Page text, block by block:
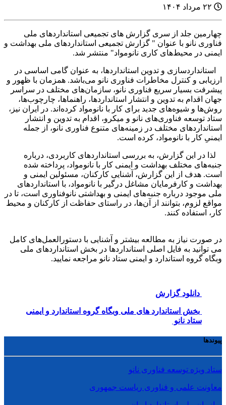
چهارمین جلد از سری گزارش های تجمیعی استانداردهای ملی
فناوری نانو با عنوان " گزارش تجمیعی استانداردهای ملی بهداشت و
ایمنی در محیط‌های کاری نانومواد" منتشر شد.
استانداردسازی و تدوین استانداردها، به عنوان گامی اساسی در
ارزیابی و کنترل مخاطرات فناوری نانو می‌باشد. همزمان با ظهور و
پیشرفت بسیار سریع فناوری نانو، سازمان‌های مختلف در سراسر
جهان اقدام به تدوین و انتشار استاندارد‌ها، راهنما‌ها، چارچوب‌ها،
روش‌ها و شیوه‌های جدید برای کار با نانومواد کرده‌اند. در ایران نیز،
ستاد توسعه فناوری‌های نانو و میکرو، اقدام به تدوین و انتشار
استانداردهای مختلف در زمینه‌های متنوع فناوری نانو، از جمله
ایمنیِ کار با نانومواد، کرده است.
لذا در این گزارش، به بررسی استانداردهای کاربردی، درباره
جنبه‌های مختلف بهداشت و ایمنی کار با نانومواد، پرداخته شده
است. هدف از این گزارش، آشنایی کارکنان، مسئولین ایمنی و
بهداشت و کارفرمایان مشاغل درگیر با نانومواد، با استانداردهای
ملی موجود درباره جنبه‌های ایمنی و بهداشتی نانوفناوری است، تا در
مواقع لزوم، بتوانند از آن‌ها، در راستای حفاظت از کارکنان و محیط
کار، استفاده کنند.
در صورت نیاز به مطالعه بیشتر و آشنایی با دستورالعمل‌های کامل
می توانید به فایل اصلی استانداردها در بخش استانداردهای ملی
وبگاه گروه استاندارد و ایمنی ستاد نانو مراجعه نمایید.
دانلود گزارش
بخش استاندارد های ملی وبگاه گروه استاندارد و ایمنی
ستاد نانو
پیوندها
ستاد ویژه توسعه فناوری نانو
معاونت علمی و فناوری ریاست جمهوری